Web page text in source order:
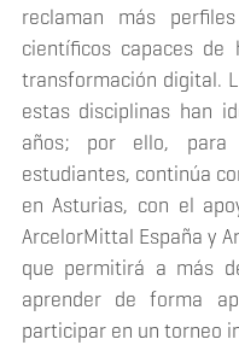
reclaman más
científicos capaces
transformación digital.
estas disciplinas han
años; por ello,
estudiantes, continúa
en Asturias, con el
ArcelorMittal España y
que permitirá a más
aprender de forma
participar en un torneo